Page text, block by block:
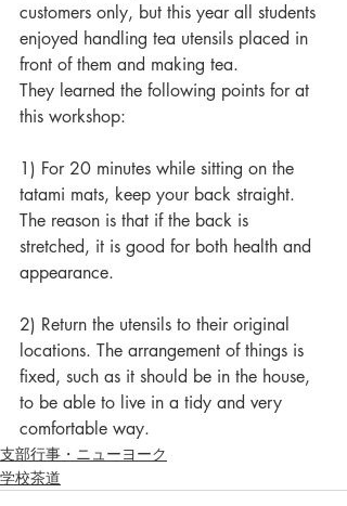
customers only, but this year all students
enjoyed handling tea utensils placed in
front of them and making tea.
They learned the following points for at
this workshop:
1) For 20 minutes while sitting on the
tatami mats, keep your back straight.
The reason is that if the back is
stretched, it is good for both health and
appearance.
2) Return the utensils to their original
locations. The arrangement of things is
fixed, such as it should be in the house,
to be able to live in a tidy and very
comfortable way.
支部行事・ニューヨーク
学校茶道